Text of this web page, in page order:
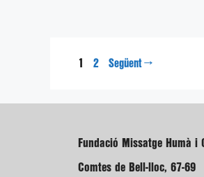
Pàgina
1 Pàgina
2 Següent →
Fundació Missatge Humà i
Comtes de Bell-lloc, 67-69